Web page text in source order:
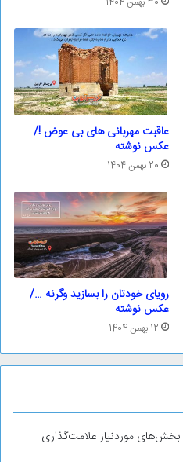
عاقبت مهربانی های بی عوض !/
عکس نوشته
20 بهمن 1404
رویای خودتان را بسازید وگرنه …/
عکس نوشته
12 بهمن 1404
بخش‌های موردنیاز علامت‌گذاری